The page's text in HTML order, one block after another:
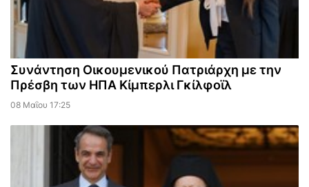
Συνάντηση Οικουμενικού Πατριάρχη με την
Πρέσβη των ΗΠΑ Κίμπερλι Γκίλφοϊλ
08 Μαΐου 17:25